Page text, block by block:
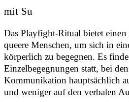
mit Su
Das Playfight-Ritual bietet einen
queere Menschen, um sich in
körperlich zu begegnen. Es
Einzelbegegnungen statt, bei
Kommunikation hauptsächlich
und weniger auf den verbalen